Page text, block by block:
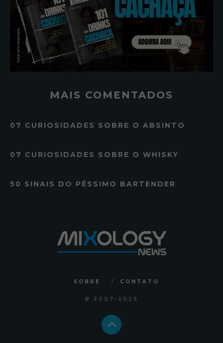
MAIS COMENTADOS
07 CURIOSIDADES SOBRE O ABSINTO
07 CURIOSIDADES SOBRE O WHISKY
50 SINAIS DO PÉSSIMO BARTENDER
SOBRE CONTATO
© 2007 -2026